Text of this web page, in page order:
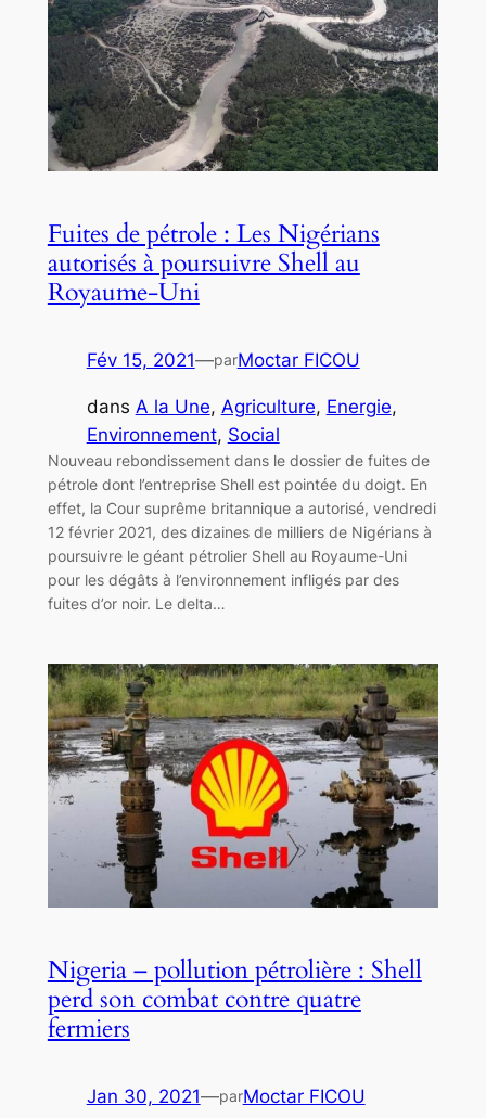
Fuites de pétrole : Les Nigérians
autorisés à poursuivre Shell au
Royaume-Uni
Fév 15, 2021—parMoctar FICOU
dans A la Une, Agriculture, Energie
Environnement, Social
Nouveau rebondissement dans le dossier de fuites de
pétrole dont l’entreprise Shell est pointée du doigt. En
effet, la Cour suprême britannique a autorisé, vendredi
12 février 2021, des dizaines de milliers de Nigérians à
poursuivre le géant pétrolier Shell au Royaume-Uni
pour les dégâts à l’environnement infligés par des
fuites d’or noir. Le delta…
Nigeria – pollution pétrolière : Shell
perd son combat contre quatre
fermiers
Jan 30, 2021—parMoctar FICOU